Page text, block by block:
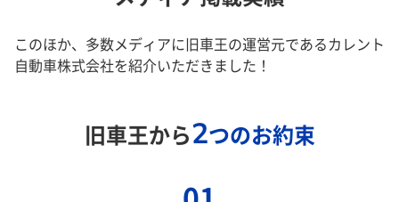
このほか、多数メディアに旧車王の運営元であるカレント
自動車株式会社を紹介いただきました！
旧車王から2つのお約束